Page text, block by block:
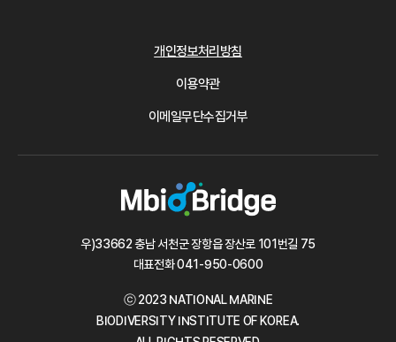
개인정보처리방침
이용약관
이메일무단수집거부
우)33662 충남 서천군 장항읍 장산로 101번길 75
대표전화041-950-0600
ⓒ 2023 NATIONAL MARINE
BIODIVERSITY INSTITUTE OF KOREA.